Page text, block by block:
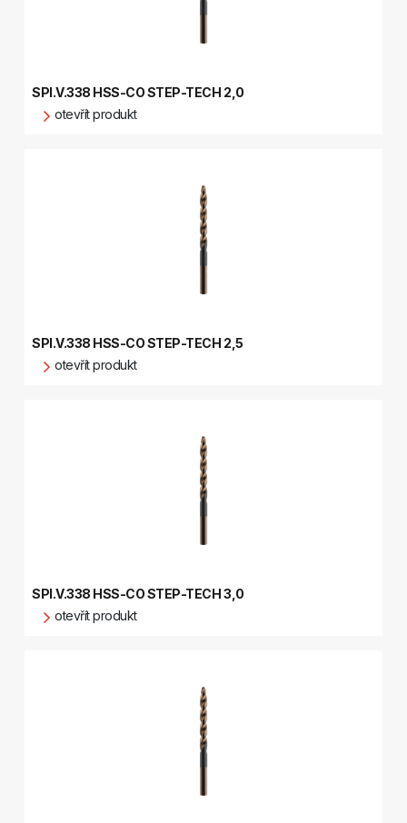
SPI.V.338 HSS-CO STEP-TECH 2,0
otevřít produkt
SPI.V.338 HSS-CO STEP-TECH 2,5
otevřít produkt
SPI.V.338 HSS-CO STEP-TECH 3,0
otevřít produkt